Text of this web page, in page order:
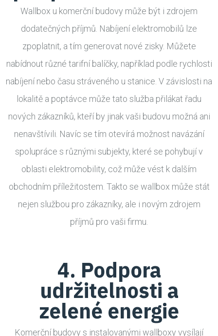
Wallbox u komerční budovy může být i zdrojem
dodatečných příjmů. Nabíjení elektromobilů lze
zpoplatnit, a tím generovat nové zisky. Můžete
nabídnout různé tarifní balíčky, například podle rychlosti
nabíjení nebo času stráveného u stanice. V závislosti na
lokalitě a poptávce může tato služba přilákat řadu
nových zákazníků, kteří by jinak vaši budovu možná ani
nenavštívili. Navíc se tím otevírá možnost navázání
spolupráce s různými subjekty, které se pohybují v
oblasti elektromobility, což může vést k dalším
obchodním příležitostem. Takto se wallbox může stát
nejen službou pro zákazníky, ale i novým zdrojem
příjmů pro vaši firmu.
4. Podpora
udržitelnosti a
zelené energie
Komerční budovy s instalovanými wallboxy vysílají